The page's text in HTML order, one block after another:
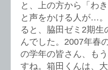
と、上の方から「わ
と声をかける人が…
ると、脇田ゼミ2期生
んでした。2007年春
の学年の皆さん、も
すね。箱田くんは、